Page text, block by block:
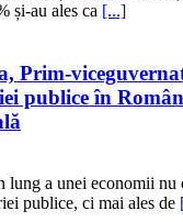
Prim-
publice în
publice, ci mai ales de